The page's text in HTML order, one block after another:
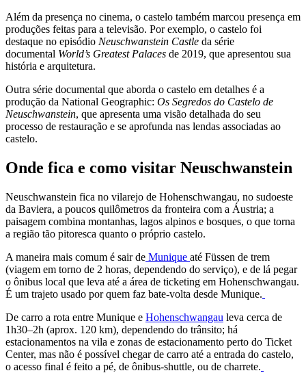
Além da presença no cinema, o castelo também marcou presença em
produções feitas para a televisão. Por exemplo, o castelo foi
destaque no episódio Neuschwanstein Castle da série
documental World’s Greatest Palaces de 2019, que apresentou sua
história e arquitetura.
Outra série documental que aborda o castelo em detalhes é a
produção da National Geographic: Os Segredos do Castelo de
Neuschwanstein, que apresenta uma visão detalhada do seu
processo de restauração e se aprofunda nas lendas associadas ao
castelo.
Onde fica e como visitar Neuschwanstein
Neuschwanstein fica no vilarejo de Hohenschwangau, no sudoeste
da Baviera, a poucos quilômetros da fronteira com a Áustria; a
paisagem combina montanhas, lagos alpinos e bosques, o que torna
a região tão pitoresca quanto o próprio castelo.
A maneira mais comum é sair de Munique até Füssen de trem
(viagem em torno de 2 horas, dependendo do serviço), e de lá pegar
o ônibus local que leva até a área de ticketing em Hohenschwangau.
É um trajeto usado por quem faz bate-volta desde Munique.
De carro a rota entre Munique e Hohenschwangau leva cerca de
1h30–2h (aprox. 120 km), dependendo do trânsito; há
estacionamentos na vila e zonas de estacionamento perto do Ticket
Center, mas não é possível chegar de carro até a entrada do castelo,
o acesso final é feito a pé, de ônibus-shuttle, ou de charrete.